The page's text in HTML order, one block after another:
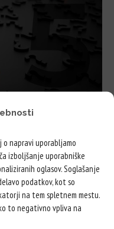
napravi uporabljamo
izboljšanje uporabniške
oglasov. Soglašanje
podatkov, kot so
na tem spletnem mestu.
to negativno vpliva na
in nikotinski soli? Za